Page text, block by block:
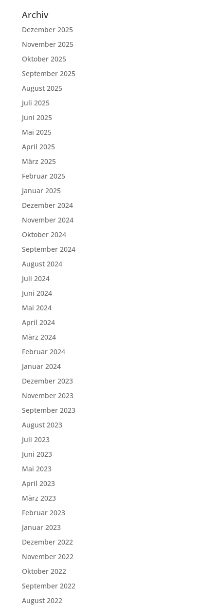
Archiv
Dezember 2025
November 2025
Oktober 2025
September 2025
August 2025
Juli 2025
Juni 2025
Mai 2025
April 2025
März 2025
Februar 2025
Januar 2025
Dezember 2024
November 2024
Oktober 2024
September 2024
August 2024
Juli 2024
Juni 2024
Mai 2024
April 2024
März 2024
Februar 2024
Januar 2024
Dezember 2023
November 2023
September 2023
August 2023
Juli 2023
Juni 2023
Mai 2023
April 2023
März 2023
Februar 2023
Januar 2023
Dezember 2022
November 2022
Oktober 2022
September 2022
August 2022